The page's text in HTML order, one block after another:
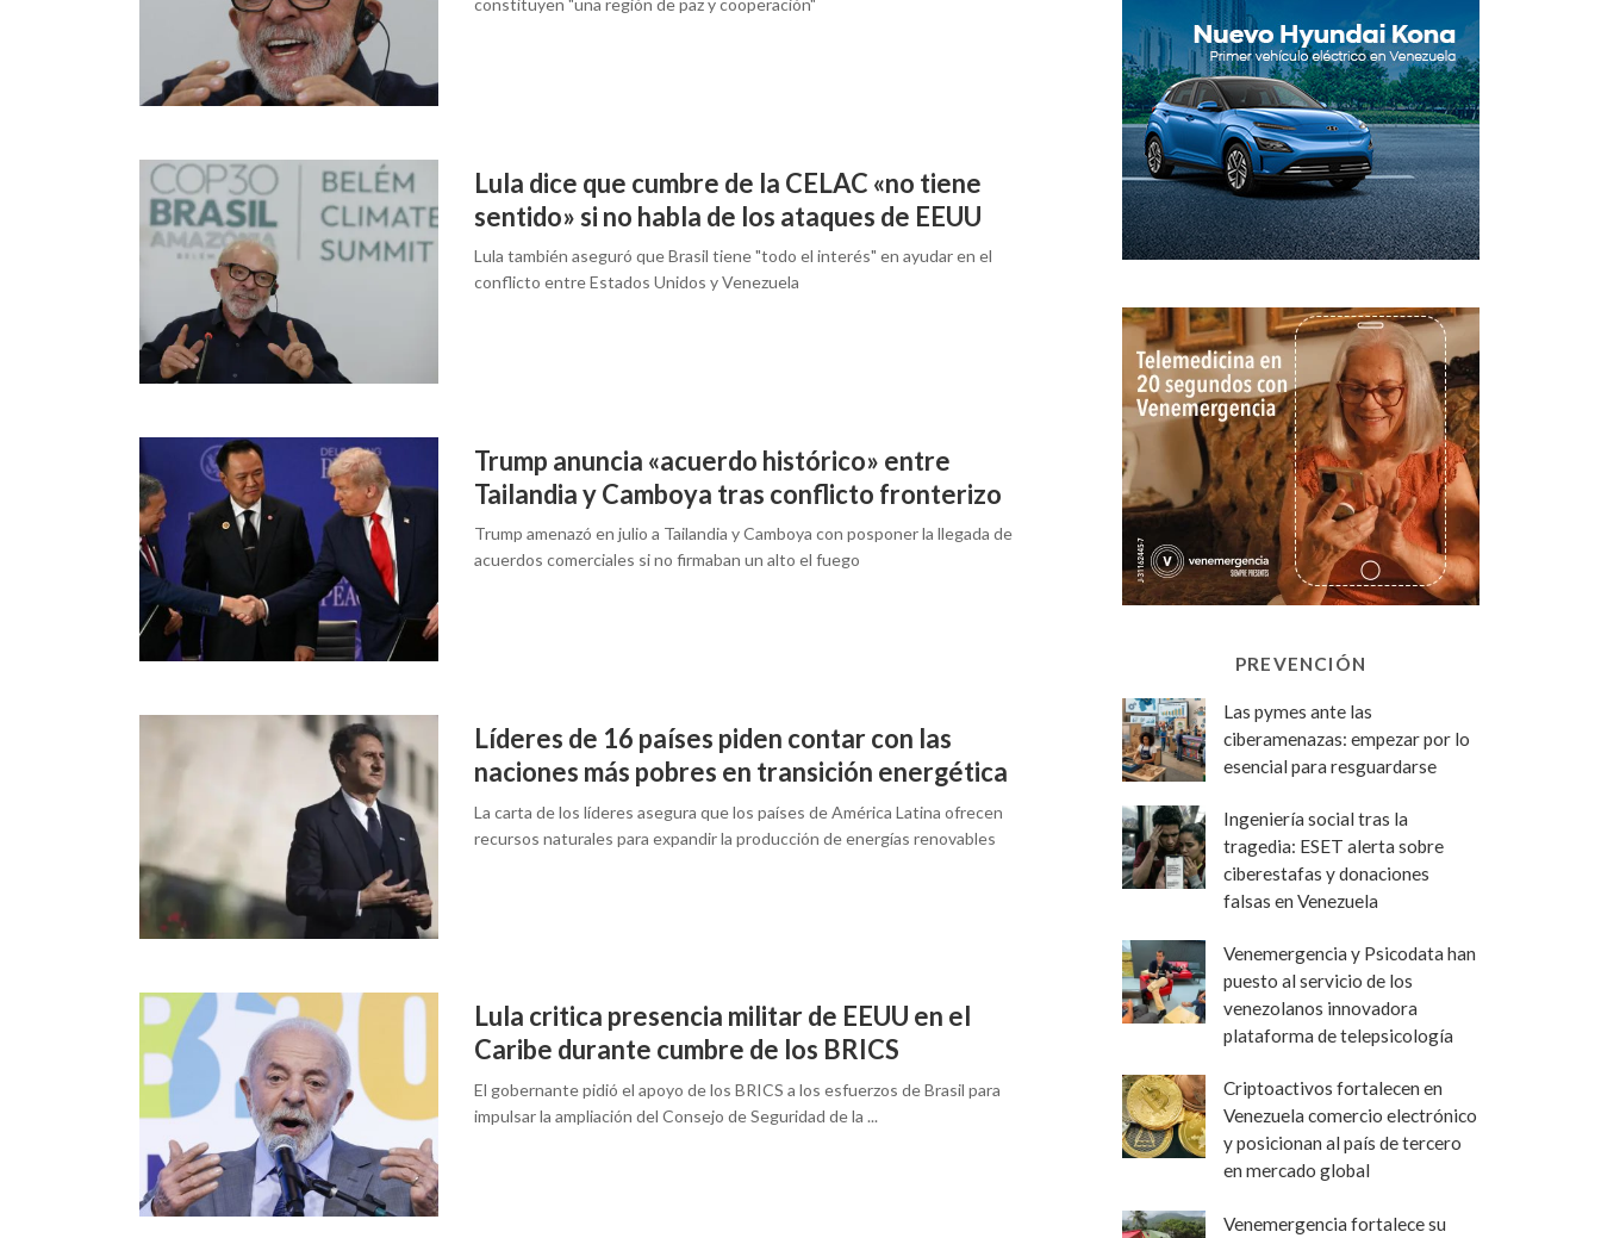
constituyen "una región de paz y cooperación"
Lula dice que cumbre de la CELAC «no tiene
sentido» si no habla de los ataques de EEUU
Lula también aseguró que Brasil tiene "todo el interés" en ayudar en el
conflicto entre Estados Unidos y Venezuela
Trump anuncia «acuerdo histórico» entre
Tailandia y Camboya tras conflicto fronterizo
Trump amenazó en julio a Tailandia y Camboya con posponer la llegada de
acuerdos comerciales si no firmaban un alto el fuego
Líderes de 16 países piden contar con las
naciones más pobres en transición energética
La carta de los líderes asegura que los países de América Latina ofrecen
recursos naturales para expandir la producción de energías renovables
Lula critica presencia militar de EEUU en el
Caribe durante cumbre de los BRICS
El gobernante pidió el apoyo de los BRICS a los esfuerzos de Brasil para
impulsar la ampliación del Consejo de Seguridad de la ...
PREVENCIÓN
Las pymes ante las
ciberamenazas: empezar por lo
esencial para resguardarse
Ingeniería social tras la
tragedia: ESET alerta sobre
ciberestafas y donaciones
falsas en Venezuela
Venemergencia y Psicodata han
puesto al servicio de los
venezolanos innovadora
plataforma de telepsicología
Criptoactivos fortalecen en
Venezuela comercio electrónico
y posicionan al país de tercero
en mercado global
Venemergencia fortalece su